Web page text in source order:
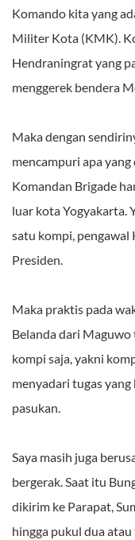
Komando kita yang
Militer Kota (KMK).
Hendraningrat yang
menggerek bendera
Maka dengan
mencampuri apa
Komandan Brigade
luar kota Yogyakarta.
satu kompi, pengawal
Presiden.
Maka praktis pada
Belanda dari
kompi saja, yakni
menyadari tugas
pasukan.
Saya masih juga
bergerak. Saat itu
dikirim ke Parapat,
hingga pukul dua